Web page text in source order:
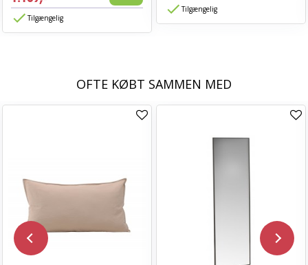
Tilgængelig
Tilgængelig
OFTE KØBT SAMMEN MED